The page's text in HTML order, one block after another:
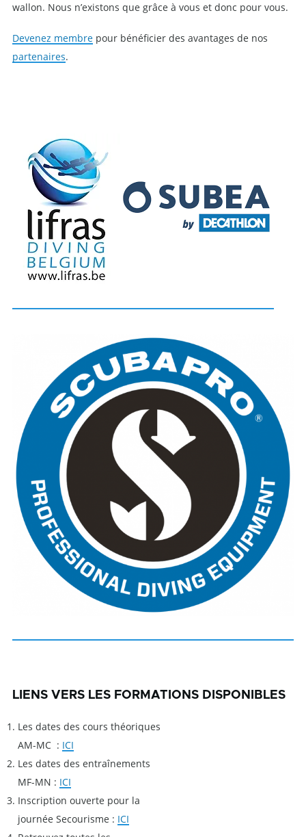
wallon. Nous n’existons que grâce à vous et donc pour vous.
Devenez membre pour bénéficier des avantages de nos
partenaires.
LIENS VERS LES FORMATIONS DISPONIBLES
Les dates des cours théoriques
AM-MC : ICI
Les dates des entraînements
MF-MN : ICI
Inscription ouverte pour la
journée Secourisme : ICI